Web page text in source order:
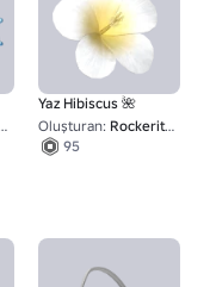
Yaz Hibiscus 🌺
Oluşturan: Rockerite Deluxe
95